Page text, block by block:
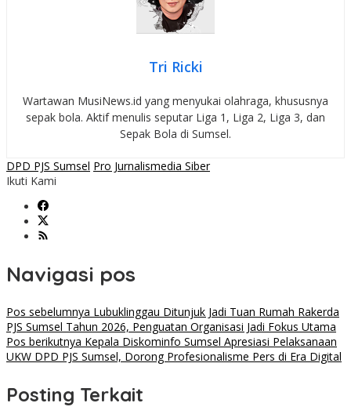
Tri Ricki
Wartawan MusiNews.id yang menyukai olahraga, khususnya
sepak bola. Aktif menulis seputar Liga 1, Liga 2, Liga 3, dan
Sepak Bola di Sumsel.
DPD PJS Sumsel Pro Jurnalismedia Siber
Ikuti Kami
Navigasi pos
Pos sebelumnya Lubuklinggau Ditunjuk Jadi Tuan Rumah Rakerda
PJS Sumsel Tahun 2026, Penguatan Organisasi Jadi Fokus Utama
Pos berikutnya Kepala Diskominfo Sumsel Apresiasi Pelaksanaan
UKW DPD PJS Sumsel, Dorong Profesionalisme Pers di Era Digital
Posting Terkait